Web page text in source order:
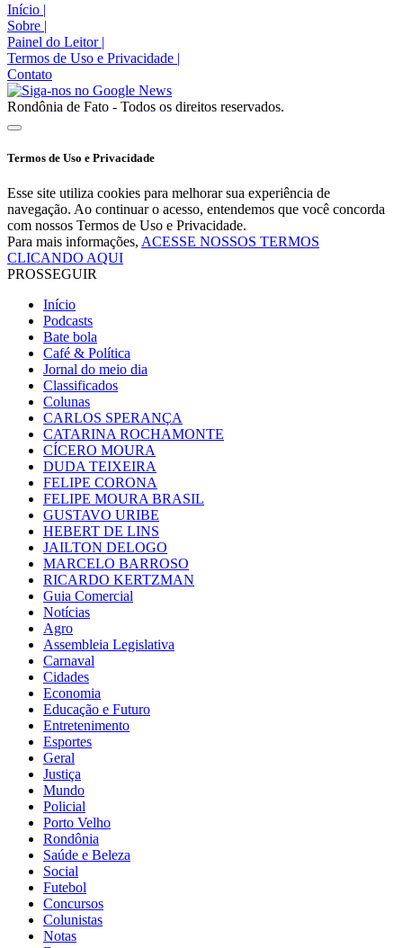
Início |
Sobre |
Painel do Leitor |
Termos de Uso e Privacidade |
Contato
Rondônia de Fato - Todos os direitos reservados.
Termos de Uso e Privacidade
Esse site utiliza cookies para melhorar sua experiência de
navegação. Ao continuar o acesso, entendemos que você concorda
com nossos Termos de Uso e Privacidade.
Para mais informações, ACESSE NOSSOS TERMOS
CLICANDO AQUI
PROSSEGUIR
Início
Podcasts
Bate bola
Café & Política
Jornal do meio dia
Classificados
Colunas
CARLOS SPERANÇA
CATARINA ROCHAMONTE
CÍCERO MOURA
DUDA TEIXEIRA
FELIPE CORONA
FELIPE MOURA BRASIL
GUSTAVO URIBE
HEBERT DE LINS
JAILTON DELOGO
MARCELO BARROSO
RICARDO KERTZMAN
Guia Comercial
Notícias
Agro
Assembleia Legislativa
Carnaval
Cidades
Economia
Educação e Futuro
Entretenimento
Esportes
Geral
Justiça
Mundo
Policial
Porto Velho
Rondônia
Saúde e Beleza
Social
Futebol
Concursos
Colunistas
Notas